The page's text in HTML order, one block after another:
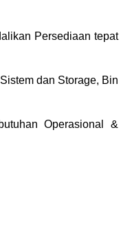
Persediaan tepat
dan Storage, Bin
Operasional &